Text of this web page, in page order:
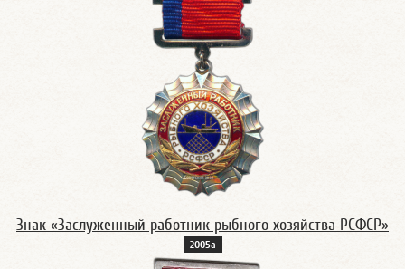
Знак «Заслуженный работник рыбного хозяйства РСФСР»
2005а